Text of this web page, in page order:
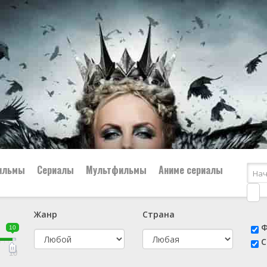
👨‍✈️ Военный
🕵️‍♂️ Детектив
Сериалы Мультфильмы Аниме сериалы
10
10
Жанр
Страна